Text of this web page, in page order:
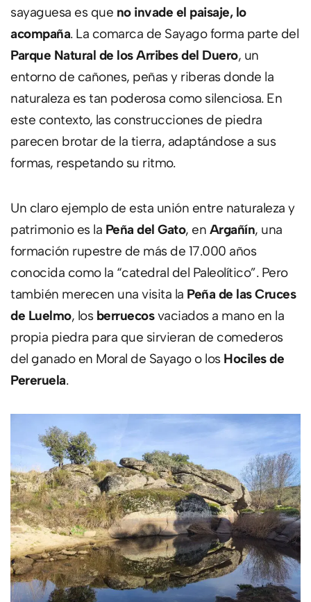
sayaguesa es que no invade el paisaje, lo
acompaña. La comarca de Sayago forma parte del
Parque Natural de los Arribes del Duero, un
entorno de cañones, peñas y riberas donde la
naturaleza es tan poderosa como silenciosa. En
este contexto, las construcciones de piedra
parecen brotar de la tierra, adaptándose a sus
formas, respetando su ritmo.
Un claro ejemplo de esta unión entre naturaleza y
patrimonio es la Peña del Gato, en Argañín, una
formación rupestre de más de 17.000 años
conocida como la “catedral del Paleolítico”. Pero
también merecen una visita la Peña de las Cruces
de Luelmo, los berruecosvaciados a mano en la
propia piedra para que sirvieran de comederos
del ganado en Moral de Sayago o los Hociles de
Pereruela.